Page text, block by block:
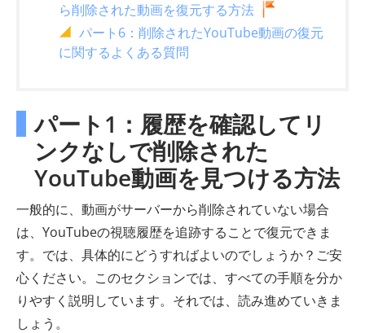
ら削除された動画を復元する方法
パート6：削除されたYouTube動画の復元
に関するよくある質問
パート1：履歴を確認してリ
ンクなしで削除された
YouTube動画を見つける方法
一般的に、動画がサーバーから削除されていない場合
は、YouTubeの視聴履歴を追跡することで復元できま
す。では、具体的にどうすればよいのでしょうか？ご安
心ください。このセクションでは、すべての手順を分か
りやすく説明しています。それでは、読み進めていきま
しょう。